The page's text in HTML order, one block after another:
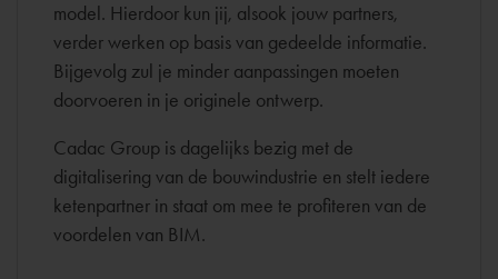
model. Hierdoor kun jij, alsook jouw partners,
verder werken op basis van gedeelde informatie.
Bijgevolg zul je minder aanpassingen moeten
doorvoeren in je originele ontwerp.
Cadac Group is dagelijks bezig met de
digitalisering van de bouwindustrie en stelt iedere
ketenpartner in staat om mee te profiteren van de
voordelen van BIM.